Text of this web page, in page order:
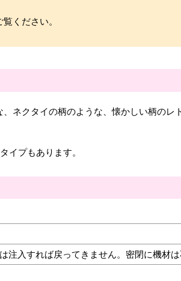
覧ください。
ネクタイの柄のような、懐かしい柄のレ
タイプもあります。
注入すれば戻ってきません。密閉に機材は